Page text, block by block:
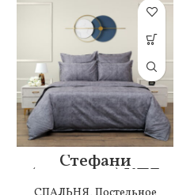
Стефани
(антрацит) КПБ
сатин 7Е